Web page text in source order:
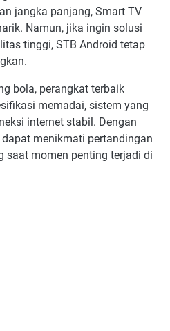
jangka panjang, Smart TV
Namun, jika ingin solusi
tinggi, STB Android tetap
bola, perangkat terbaik
memadai, sistem yang
internet stabil. Dengan
menikmati pertandingan
saat momen penting terjadi di